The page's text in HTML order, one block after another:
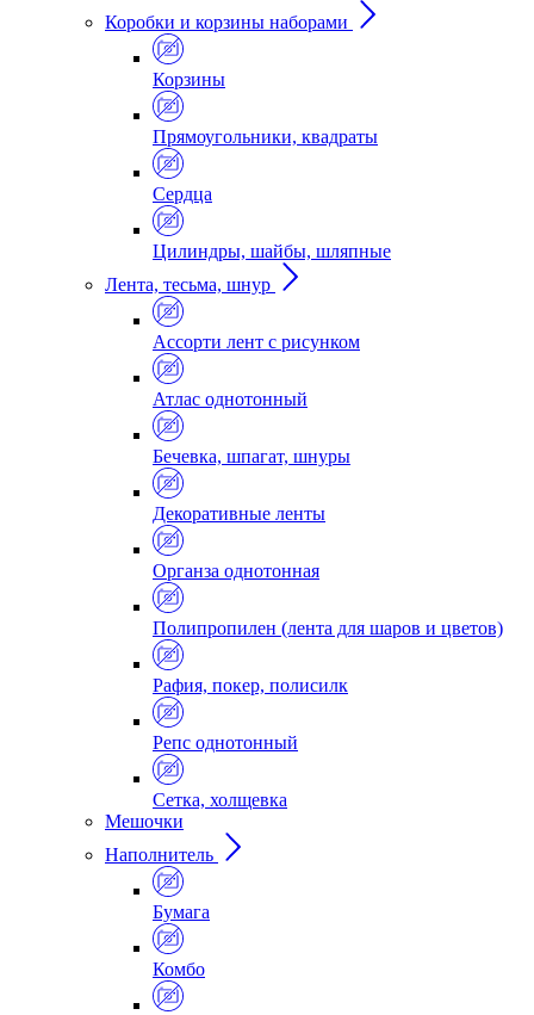
Коробки и корзины наборами
Корзины
Прямоугольники, квадраты
Сердца
Цилиндры, шайбы, шляпные
Лента, тесьма, шнур
Ассорти лент с рисунком
Атлас однотонный
Бечевка, шпагат, шнуры
Декоративные ленты
Органза однотонная
Полипропилен (лента для шаров и цветов)
Рафия, покер, полисилк
Репс однотонный
Сетка, холщевка
Мешочки
Наполнитель
Бумага
Комбо